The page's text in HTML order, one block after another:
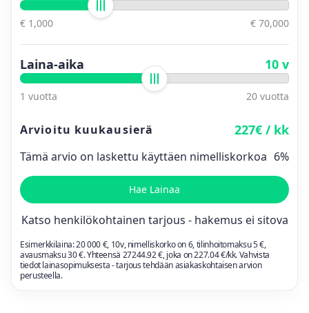
€ 1,000 € 70,000
Laina-aika 10 v
1 vuotta 20 vuotta
Arvioitu kuukausierä 227€ / kk
Tämä arvio on laskettu käyttäen nimelliskorkoa 6%
Hae Lainaa
Katso henkilökohtainen tarjous - hakemus ei sitova
Esimerkkilaina:20 000€, 10v, nimelliskorko on6, tilinhoitomaksu 5 €,
avausmaksu 30 €. Yhteensä 27244.92€, joka on227.04€/kk. Vahvista
tiedot lainasopimuksesta - tarjous tehdään asiakaskohtaisen arvion
perusteella.